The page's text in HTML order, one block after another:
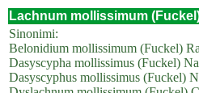
Lachnum mollissimum
Sinonimi:
Belonidium mollissimum (Fuckel)
Dasyscypha mollissimus (Fuckel)
Dasyscyphus mollissimus (Fuckel)